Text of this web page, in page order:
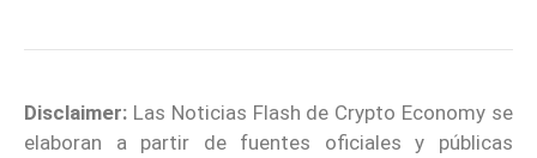
Disclaimer: Las Noticias Flash de Crypto Economy se
elaboran a partir de fuentes oficiales y públicas